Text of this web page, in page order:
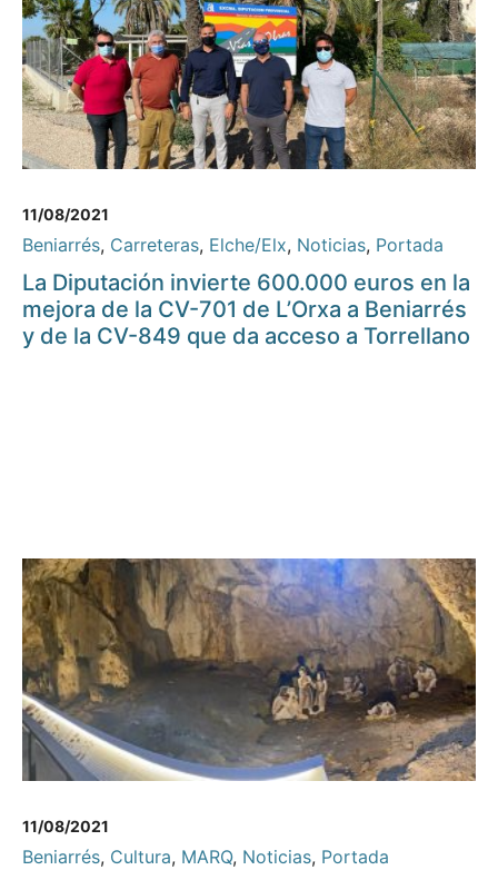
11/08/2021
Beniarrés, Carreteras, Elche/Elx, Noticias, Portada
La Diputación invierte 600.000 euros en la
mejora de la CV-701 de L’Orxa a Beniarrés
y de la CV-849 que da acceso a Torrellano
11/08/2021
Beniarrés, Cultura, MARQ, Noticias, Portada